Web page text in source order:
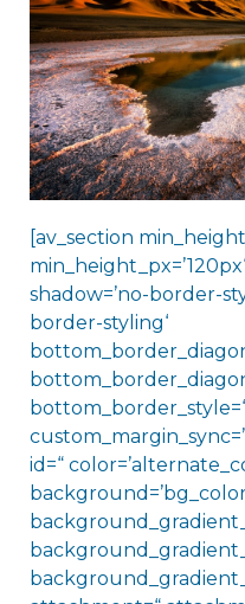
[av_section
shadow=’no-border-
border-styling‘
id=“